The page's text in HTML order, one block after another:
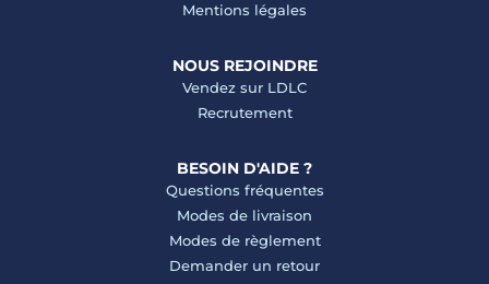
Mentions légales
NOUS REJOINDRE
Vendez sur LDLC
Recrutement
BESOIN D'AIDE ?
Questions fréquentes
Modes de livraison
Modes de règlement
Demander un retour